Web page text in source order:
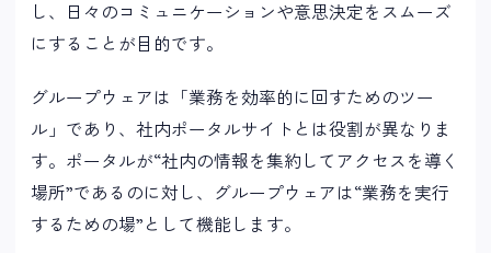
し、日々のコミュニケーションや意思決定をスムーズ
にすることが目的です。
グループウェアは「業務を効率的に回すためのツー
ル」であり、社内ポータルサイトとは役割が異なりま
す。ポータルが“社内の情報を集約してアクセスを導く
場所”であるのに対し、グループウェアは“業務を実行
するための場”として機能します。